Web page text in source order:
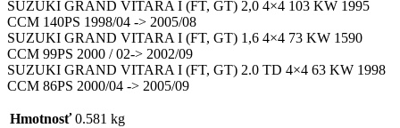
SUZUKI GRAND VITARA I (FT, GT) 2,0 4×4 103 KW 1995
CCM 140PS 1998/04 -> 2005/08
SUZUKI GRAND VITARA I (FT, GT) 1,6 4×4 73 KW 1590
CCM 99PS 2000 / 02-> 2002/09
SUZUKI GRAND VITARA I (FT, GT) 2.0 TD 4×4 63 KW 1998
CCM 86PS 2000/04 -> 2005/09
Hmotnosť 0.581 kg